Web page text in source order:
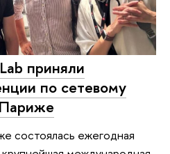
приняли
по сетевому
состоялась ежегодная